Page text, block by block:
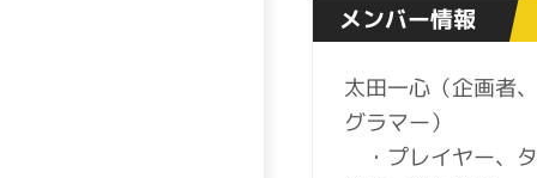
メンバー情報
太田一心（企画者
グラマー）
・プレイヤー、